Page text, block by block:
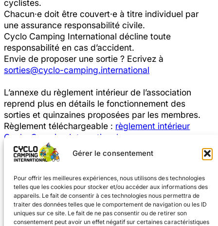
Gérer le consentement
Pour offrir les meilleures expériences, nous utilisons des technologies
telles que les cookies pour stocker et/ou accéder aux informations des
appareils. Le fait de consentir à ces technologies nous permettra de
traiter des données telles que le comportement de navigation ou les ID
uniques sur ce site. Le fait de ne pas consentir ou de retirer son
consentement peut avoir un effet négatif sur certaines caractéristiques
cyclistes.
Chacun·e doit être couvert·e à titre individuel par
une assurance responsabilité civile.
Cyclo Camping International décline toute
responsabilité en cas d’accident.
Envie de proposer une sortie ? Ecrivez à
sorties@cyclo-camping.international
L’annexe du règlement intérieur de l’association
reprend plus en détails le fonctionnement des
sorties et quinzaines proposées par les membres.
Règlement téléchargeable : règlement intérieur
Cyclo-Camping International
Des semaines dédiées aux
familles
Pour s’adapter aux contraintes liées aux enfants, le
principe de ces semaines « familles » est de rester
une semaine dans un endroit autour duquel des
balades vélo sont proposées en étoile.